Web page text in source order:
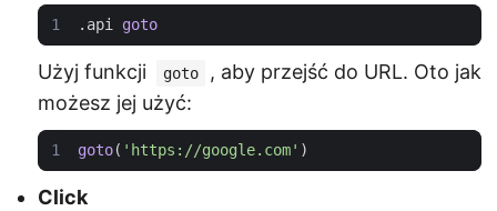
. api goto
Użyj funkcji goto
, aby przejść do URL. Oto jak
możesz jej użyć:
goto( 'https://google.com' )
Click